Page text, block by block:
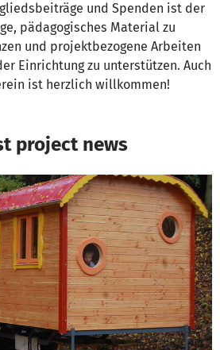
und Spenden ist der
pädagogisches Material zu
und projektbezogene Arbeiten
Einrichtung zu unterstützen. Auch
ist herzlich willkommen!
project news